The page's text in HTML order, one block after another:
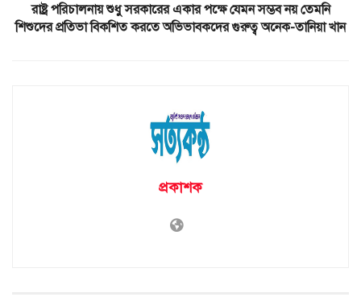
রাষ্ট্র পরিচালনায় শুধু সরকারের একার পক্ষে যেমন সম্ভব নয় তেমনি
শিশুদের প্রতিভা বিকশিত করতে অভিভাবকদের গুরুত্ব অনেক-তানিয়া খান
প্রকাশক